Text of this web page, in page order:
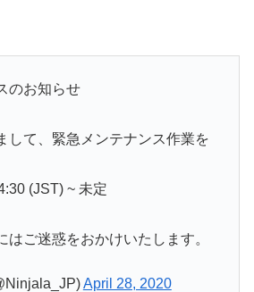
のお知らせ
して、緊急メンテナンス作業を
(JST) ~ 未定
はご迷惑をおかけいたします。
April 28, 2020